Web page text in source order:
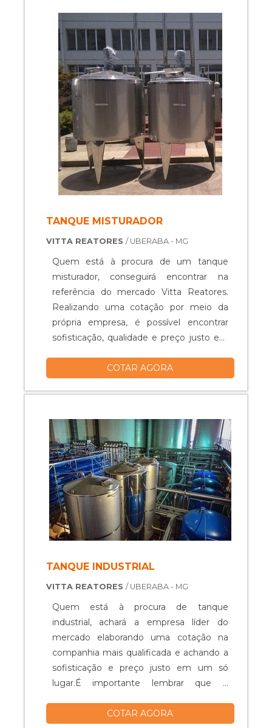
TANQUE MISTURADOR
VITTA REATORES / UBERABA - MG
Quem está à procura de um tanque
misturador, conseguirá encontrar na
referência do mercado Vitta Reatores.
Realizando uma cotação por meio da
própria empresa, é possível encontrar
sofisticação, qualidade e preço justo em
misturador, com os colaboradores da
benefício com equipamentos específicos
mais diversos tipos de prod...
COTAR AGORA
TANQUE INDUSTRIAL
VITTA REATORES / UBERABA - MG
Quem está à procura de tanque
industrial, achará a empresa líder do
mercado elaborando uma cotação na
companhia mais qualificada e achando a
sofisticação e preço justo em um só
lugar.É importante lembrar que o
empresas especializadas. Esse tipo de
COTAR AGORA